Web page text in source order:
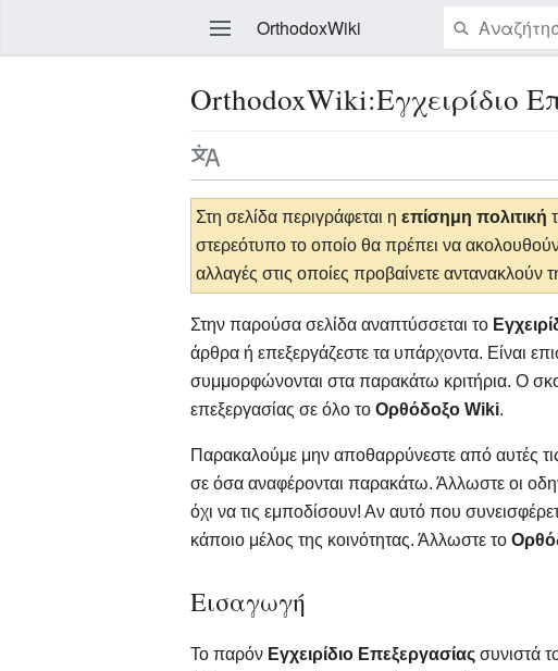
OrthodoxWiki
Επεξεργασία
OrthodoxWiki:Εγχειρίδιο
Στη σελίδα περιγράφεται ηεπίσημη πολιτική
στερεότυπο το οποίο θα πρέπει να ακολουθούν
αλλαγές στις οποίες προβαίνετε αντανακλούν
Στην παρούσα σελίδα αναπτύσσεται το
άρθρα ή επεξεργάζεστε τα υπάρχοντα. Είναι
συμμορφώνονται στα παρακάτω κριτήρια. Ο
επεξεργασίας σε όλο τοΟρθόδοξο Wiki.
Παρακαλούμε μην αποθαρρύνεστε από αυτές
σε όσα αναφέρονται παρακάτω. Άλλωστε οι
όχι να τις εμποδίσουν! Αν αυτό που
κάποιο μέλος της κοινότητας. Άλλωστε το
Εισαγωγή
Το παρόν Εγχειρίδιο Επεξεργασίαςσυνιστά